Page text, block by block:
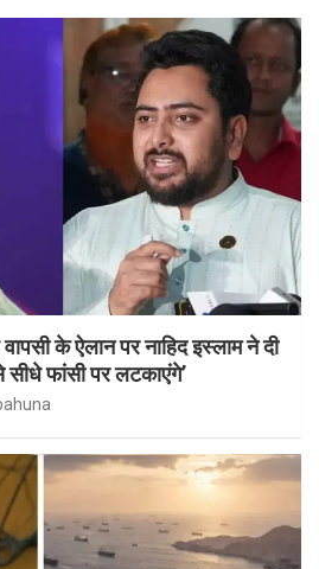
के ऐलान पर नाहिद इस्लाम ने दी
सीधे फांसी पर लटकाएंगे’